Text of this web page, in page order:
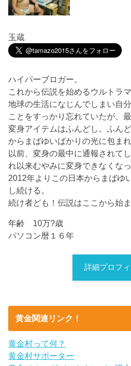
玉蔵
ハイパーブロガー。
これから伝説を始めるウルトラ
地球の生活になじんでしまい自
ことをすっかり忘れていたが、
変身アイテムはふんどし。ふん
からまばゆいばかりの光に包まれ
以前、変身の最中に通報されて
れ以来むやみに変身できなくな
2012年よりこの日本からまばゆ
し続ける。
続け者ども！伝説はここから始ま
年齢 10万?歳
パソコン暦１６年
詳細プロフ
黄金関連リンク！
黄金村って何？
黄金村サポーター